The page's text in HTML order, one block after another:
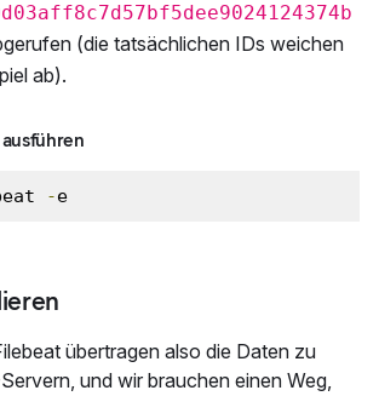
(die tatsächlichen IDs weichen
ab).
-e
übertragen also die Daten zu
und wir brauchen einen Weg,